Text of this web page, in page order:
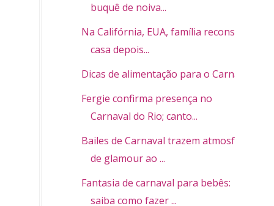
buquê de noiva...
Na Califórnia, EUA, família reconstrói
casa depois...
Dicas de alimentação para o Carnaval
Fergie confirma presença no
Carnaval do Rio; canto...
Bailes de Carnaval trazem atmosfera
de glamour ao ...
Fantasia de carnaval para bebês:
saiba como fazer ...